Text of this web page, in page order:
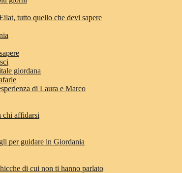
tutto quello che devi sapere
giordana
di Laura e Marco
chi affidarsi
per guidare in Giordania
di cui non ti hanno parlato